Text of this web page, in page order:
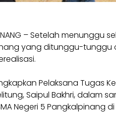
– Setelah menunggu
yang ditunggu-tunggu
Pelaksana Tugas
Saipul Bakhri, dalam
Negeri 5 Pangkalpinang